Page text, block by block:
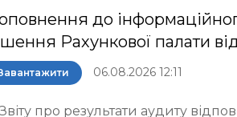
до
Рахункової палати
06.08.2026 12:11
про результати аудиту